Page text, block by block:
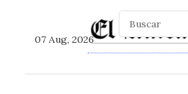
07 Aug, 2026